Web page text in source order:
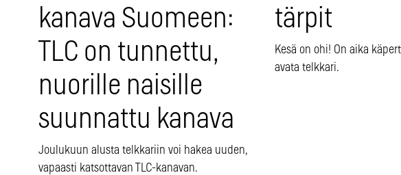
kanava Suomeen:
TLC on tunnettu,
nuorille naisille
suunnattu kanava
Joulukuun alusta telkkariin voi hakea uuden,
vapaasti katsottavan TLC-kanavan.
tärpit
Kesä on ohi! On aika
avata telkkari.